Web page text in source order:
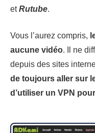
etRutube.
Vous l’aurez compris,
aucune vidéo. Il ne
depuis des sites
de toujours aller sur
d’utiliser un VPN